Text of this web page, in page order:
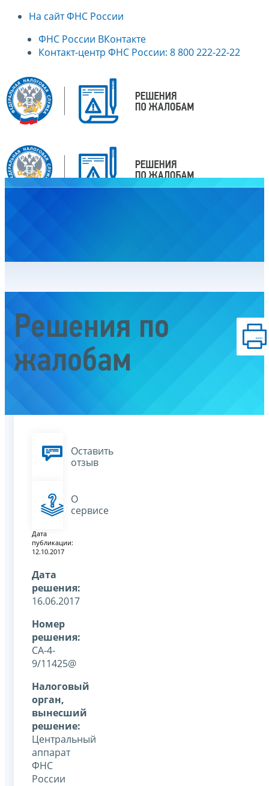
На сайт ФНС России
ФНС России ВКонтакте
Контакт-центр ФНС России: 8 800 222-22-22
Решения по
жалобам
Оставить
отзыв
О
сервисе
Дата
публикации:
12.10.2017
Дата
решения:
16.06.2017
Номер
решения:
СА-4-
9/11425@
Налоговый
орган,
вынесший
решение:
Центральный
аппарат
ФНС
России